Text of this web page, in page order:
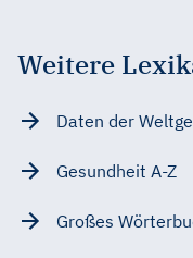
Weitere
Daten der
Gesundheit A-Z
Großes